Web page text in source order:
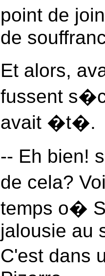
point de
de
Et alors,
fussent
avait �t�.
-- Eh bien!
de cela?
temps o�
jalousie au
C'est dans